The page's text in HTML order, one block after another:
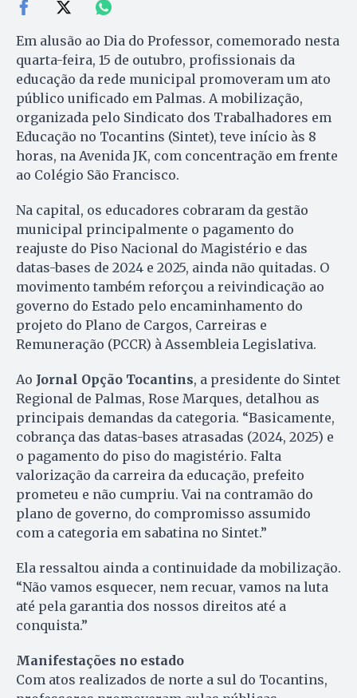
Em alusão ao Dia do Professor, comemorado nesta
quarta-feira, 15 de outubro, profissionais da
educação da rede municipal promoveram um ato
público unificado em Palmas. A mobilização,
organizada pelo Sindicato dos Trabalhadores em
Educação no Tocantins (Sintet), teve início às 8
horas, na Avenida JK, com concentração em frente
ao Colégio São Francisco.
Na capital, os educadores cobraram da gestão
municipal principalmente o pagamento do
reajuste do Piso Nacional do Magistério e das
datas-bases de 2024 e 2025, ainda não quitadas. O
movimento também reforçou a reivindicação ao
governo do Estado pelo encaminhamento do
projeto do Plano de Cargos, Carreiras e
Remuneração (PCCR) à Assembleia Legislativa.
Ao Jornal Opção Tocantins, a presidente do Sintet
Regional de Palmas, Rose Marques, detalhou as
principais demandas da categoria. “Basicamente,
cobrança das datas-bases atrasadas (2024, 2025) e
o pagamento do piso do magistério. Falta
valorização da carreira da educação, prefeito
prometeu e não cumpriu. Vai na contramão do
plano de governo, do compromisso assumido
com a categoria em sabatina no Sintet.”
Ela ressaltou ainda a continuidade da mobilização.
“Não vamos esquecer, nem recuar, vamos na luta
até pela garantia dos nossos direitos até a
conquista.”
Manifestações no estado
Com atos realizados de norte a sul do Tocantins,